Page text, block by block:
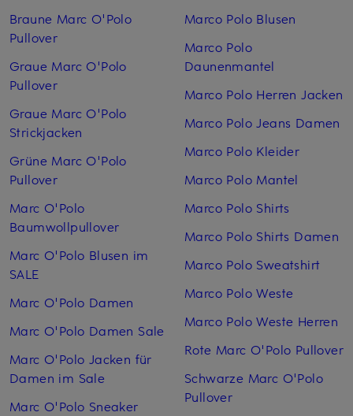
Braune Marc O'Polo
Pullover
Graue Marc O'Polo
Pullover
Graue Marc O'Polo
Strickjacken
Grüne Marc O'Polo
Pullover
Marc O'Polo
Baumwollpullover
Marc O'Polo Blusen im
SALE
Marc O'Polo Damen
Marc O'Polo Damen Sale
Marc O'Polo Jacken für
Damen im Sale
Marc O'Polo Sneaker
Marco Polo Blusen
Marco Polo
Daunenmantel
Marco Polo Herren Jacken
Marco Polo Jeans Damen
Marco Polo Kleider
Marco Polo Mantel
Marco Polo Shirts
Marco Polo Shirts Damen
Marco Polo Sweatshirt
Marco Polo Weste
Marco Polo Weste Herren
Rote Marc O'Polo Pullover
Schwarze Marc O'Polo
Pullover